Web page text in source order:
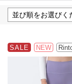
SALE NEW